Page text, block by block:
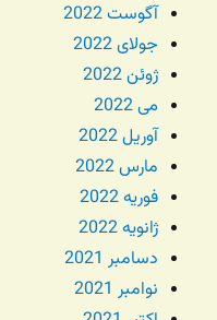
آگوست 2022
جولای 2022
ژوئن 2022
می 2022
آوریل 2022
مارس 2022
فوریه 2022
ژانویه 2022
دسامبر 2021
نوامبر 2021